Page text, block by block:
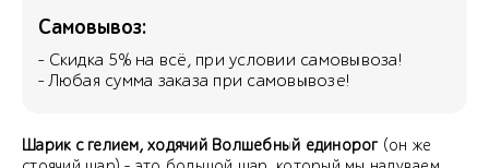
Самовывоз:
- Скидка 5% на всё, при условии самовывоза!
- Любая сумма заказа при самовывозе!
Шарик с гелием, ходячий Волшебный единорог (он же